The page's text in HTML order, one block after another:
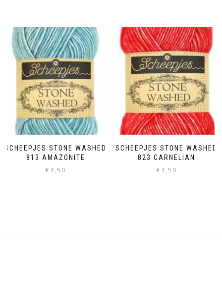
SCHEEPJES STONE WASHED
813 AMAZONITE
€4,50
SCHEEPJES STONE WASHED
823 CARNELIAN
€4,50